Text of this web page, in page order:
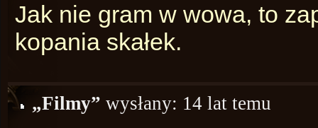
Jak nie gram w wowa, to
kopania skałek.
„Filmy” wysłany: 14 lat temu